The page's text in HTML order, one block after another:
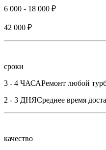
6 000 - 18 000 ₽
42 000 ₽
сроки
3 - 4 ЧАСАРемонт любой
2 - 3 ДНЯСреднее время
качество